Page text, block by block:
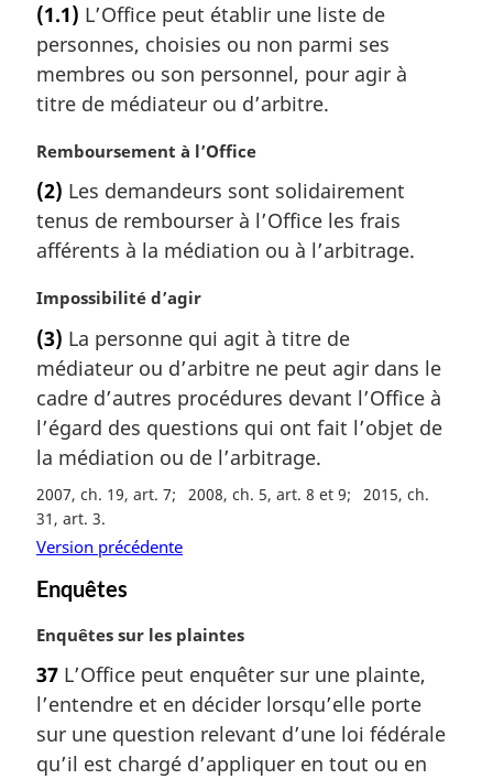
t
e
m
a
g
n
a
e
:
(1.1) L’Office peut établir une liste de
personnes, choisies ou non parmi ses
membres ou son personnel, pour agir à
titre de médiateur ou d’arbitre.
N
t
e
m
r
i
n
a
l
e
:
Remboursement à l’Office
(2) Les demandeurs sont solidairement
tenus de rembourser à l’Office les frais
afférents à la médiation ou à l’arbitrage.
N
t
e
m
a
g
i
n
a
e
Impossibilité d’agir
(3) La personne qui agit à titre de
médiateur ou d’arbitre ne peut agir dans le
cadre d’autres procédures devant l’Office à
l’égard des questions qui ont fait l’objet de
la médiation ou de l’arbitrage.
2007, ch. 19, art. 7 2008, ch. 5, art. 8 et 9
2015, ch.
31, art. 3
Version précédente
Enquêtes
N
t
e
m
a
Enquêtes sur les plaintes
37 L’Office peut enquêter sur une plainte,
l’entendre et en décider lorsqu’elle porte
sur une question relevant d’une loi fédérale
qu’il est chargé d’appliquer en tout ou en